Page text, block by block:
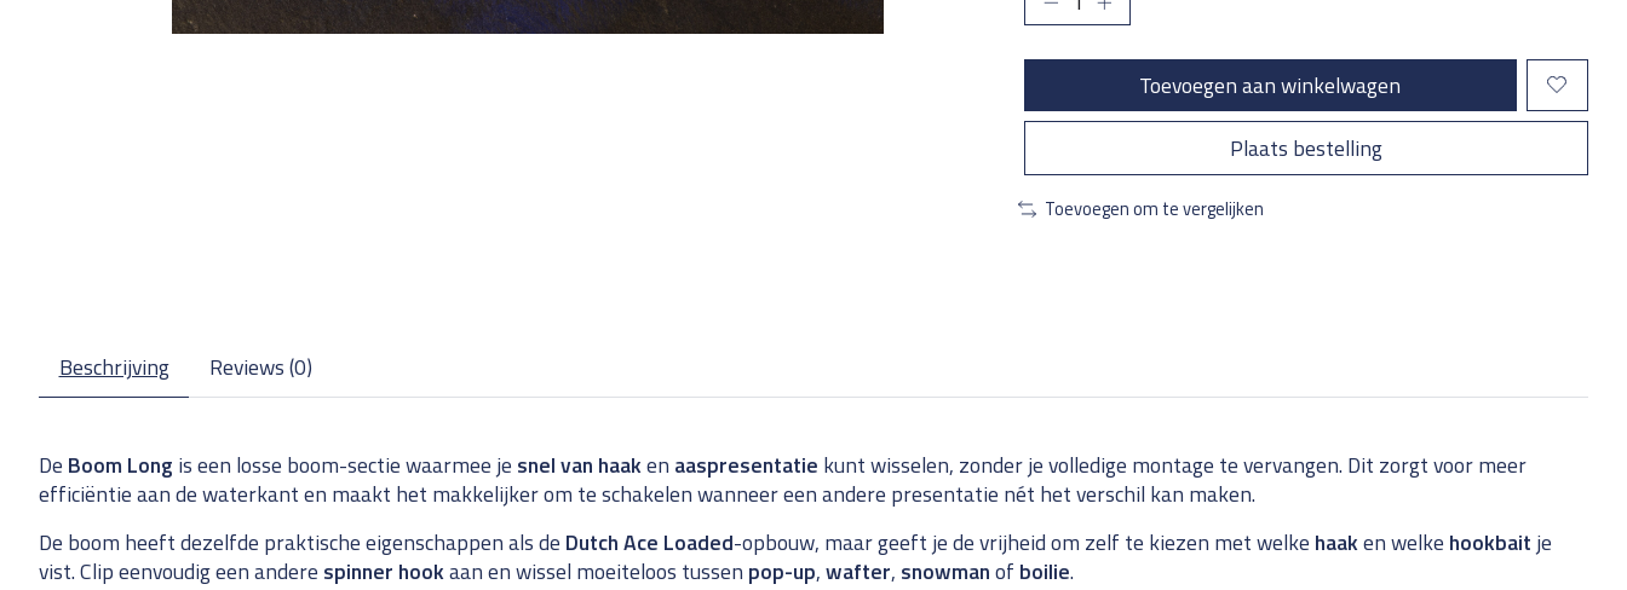
Toevoegen aan winkelwagen
Plaats bestelling
Toevoegen om te vergelijken
Beschrijving Reviews (0)
De Boom Long is een losse boom-sectie waarmee je snel van haaken aaspresentatie kunt wisselen, zonder je volledige montage te vervangen. Dit zorgt voor meer
efficiëntie aan de waterkant en maakt het makkelijker om te schakelen wanneer een andere presentatie nét het verschil kan maken.
De boom heeft dezelfde praktische eigenschappen als de Dutch Ace Loaded-opbouw, maar geeft je de vrijheid om zelf te kiezen met welke haaken welke hookbait je
vist. Clip eenvoudig een andere spinner hookaan en wissel moeiteloos tussen pop-up,wafter, snowmanof boilie.